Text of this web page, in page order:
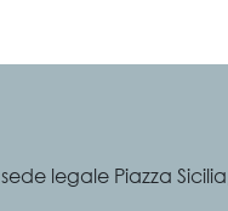
sede legale Piazza